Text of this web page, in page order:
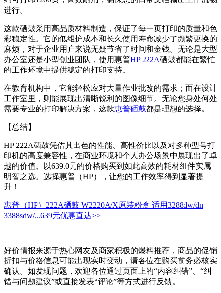
进行。
这款硒鼓采用高品质材料制造，保证了每一页打印的质量和色
彩稳定性。它的低维护成本和长久使用寿命减少了频繁更换的
麻烦，对于企业用户来说无疑节省了时间和金钱。无论是大型
办公室还是小型创业团队，使用惠普HP 222A硒鼓都能在繁忙
的工作环境中提供稳定的打印支持。
在教育机构中，它能轻松应对大量作业批改的需求；而在设计
工作室里，则能展现出清晰锐利的图像细节。无论您身处何处
需要专业的打印解决方案，这款惠普硒鼓都是理想的选择。
【总结】
HP 222A硒鼓凭借其出色的性能、高性价比以及对多种型号打
印机的高度兼容性，在商业环境和个人办公场景中展现出了卓
越的价值。以639.0元的价格购买到如此高效的耗材组件实属
明智之选。选择惠普（HP），让您的工作效率得到显著提
升！
惠普（HP）222A硒鼓 W2220A/X原装粉盒 适用3288dw/dn
3388sdw/...639元优惠直达>>
好价情报来源于热心网友及商家积极的爆料推荐，商品的促销
折扣与价格信息可能出现实时变动，请各位在购买前务必核实
确认。如发现问题，欢迎各位通过页面上的“内容纠错”、“纠
错与问题建议”或直接发表“评论”等方式进行反馈。